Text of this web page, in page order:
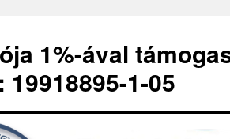
1%-ával
1-05